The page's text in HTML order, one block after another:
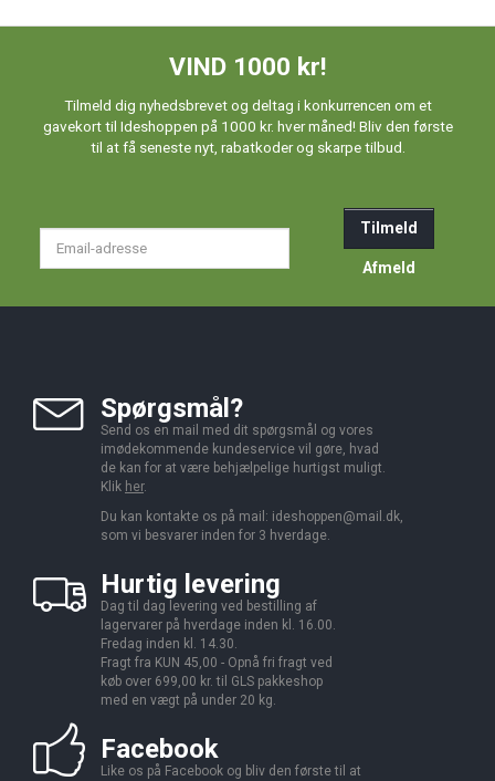
VIND 1000 kr!
Tilmeld dig nyhedsbrevet og deltag i konkurrencen om et
gavekort til Ideshoppen på 1000 kr. hver måned! Bliv den første
til at få seneste nyt, rabatkoder og skarpe tilbud.
Tilmeld
Afmeld
Spørgsmål?
Send os en mail med dit spørgsmål og vores
imødekommende kundeservice vil gøre, hvad
de kan for at være behjælpelige hurtigst muligt.
Klik her.
Du kan kontakte os på mail: ideshoppen@mail.dk,
som vi besvarer inden for 3 hverdage.
Hurtig levering
Dag til dag levering ved bestilling af
lagervarer på hverdage inden kl. 16.00.
Fredag inden kl. 14.30.
Fragt fra KUN 45,00 - Opnå fri fragt ved
køb over 699,00 kr. til GLS pakkeshop
med en vægt på under 20 kg.
Facebook
Like os på Facebook og bliv den første til at